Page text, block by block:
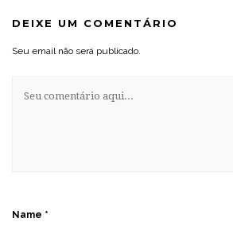
DEIXE UM COMENTÁRIO
Seu email não será publicado.
Name *